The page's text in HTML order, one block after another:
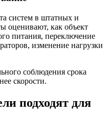
систем в штатных и
оценивают, как объект
питания, переключение
изменение нагрузки
соблюдения срока
скорости.
подходят для